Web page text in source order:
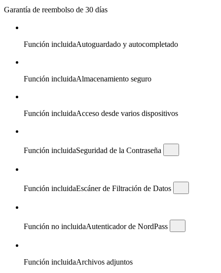
Garantía de reembolso de 30 días
Función incluidaAutoguardado y autocompletado
Función incluidaAlmacenamiento seguro
Función incluidaAcceso desde varios dispositivos
Función incluidaSeguridad de la Contraseña
Función incluidaEscáner de Filtración de Datos
Función no incluidaAutenticador de NordPass
Función incluidaArchivos adjuntos